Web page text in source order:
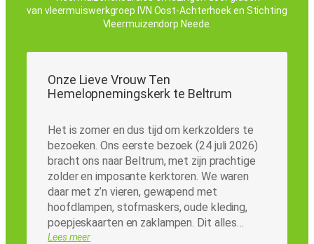
van vleermuiswerkgroep IVN Oost-Achterhoek en Stichting
Vleermuizendorp Neede.
Onze Lieve Vrouw Ten
Hemelopnemingskerk te Beltrum
Het is zomer en dus tijd om kerkzolders te
bezoeken. Ons eerste bezoek (24 juli 2026)
bracht ons naar Beltrum, met zijn prachtige
zolder en imposante kerktoren. We waren
daar met z’n vieren, gewapend met
hoofdlampen, stofmaskers, oude kleding,
poepjeskaarten en zaklampen. Dit alles…
Lees meer